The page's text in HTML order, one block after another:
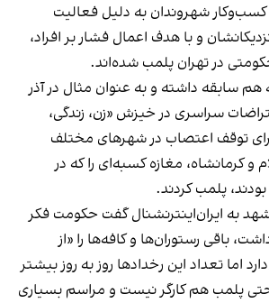
شهروندان به دلیل فعالیت
و با هدف اعمال فشار بر افراد،
در تهران پلمب شده‌اند.
هم سابقه داشته و به عنوان مثال در آذر
اعتراضات سراسری در خیزش «زن، زندگی،
برای توقف اعتصاب در شهرهای مختلف
و کرمانشاه، مغازه کسبه‌ای را که در
پلمب کردند.
به ایران‌اینترنشنال گفت حکومت فکر
باقی رستوران‌ها و کافه‌ها را «از
اما تعداد این رخدادها روز به روز بیشتر
پلمب هم کارگر نیست و مراسم بسیاری